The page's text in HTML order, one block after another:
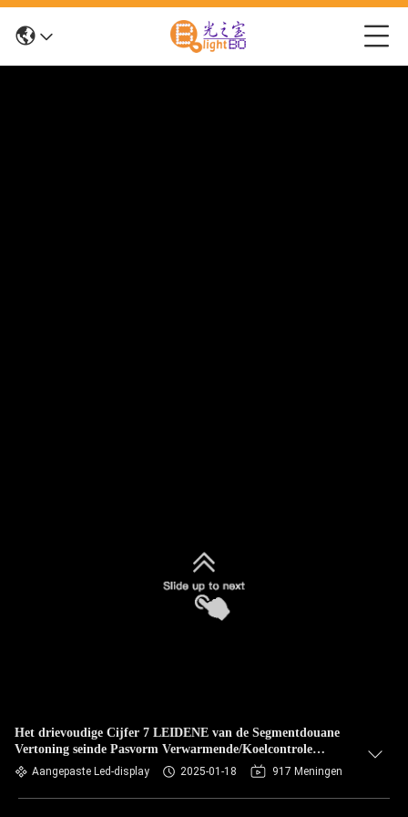
Het drievoudige Cijfer 7 LEIDENE van de Segmentdouane
Vertoning seinde Pasvorm Verwarmende/Koelcontrole
simultaan over
Aangepaste Led-display 2025-01-18 917 Meningen